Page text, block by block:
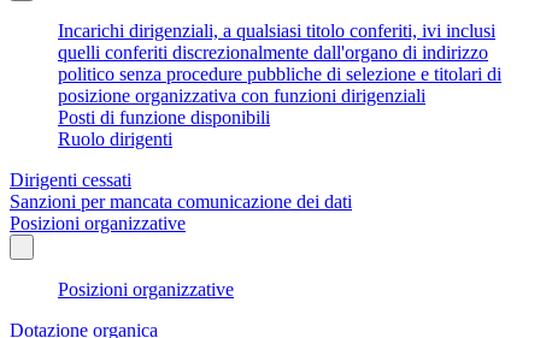
Incarichi dirigenziali, a qualsiasi titolo conferiti, ivi inclusi
quelli conferiti discrezionalmente dall'organo di indirizzo
politico senza procedure pubbliche di selezione e titolari di
posizione organizzativa con funzioni dirigenziali
Posti di funzione disponibili
Ruolo dirigenti
Dirigenti cessati
Sanzioni per mancata comunicazione dei dati
Posizioni organizzative
Posizioni organizzative
Dotazione organica